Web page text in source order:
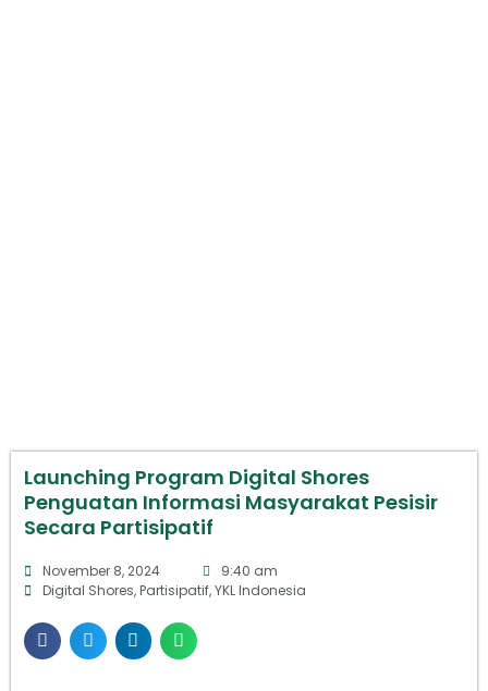
Launching Program Digital Shores
Penguatan Informasi Masyarakat Pesisir
Secara Partisipatif
November 8, 2024
9:40 am
Digital Shores,Partisipatif,YKL Indonesia